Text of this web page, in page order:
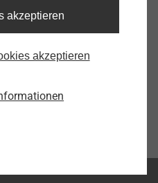
akzeptieren
akzeptieren